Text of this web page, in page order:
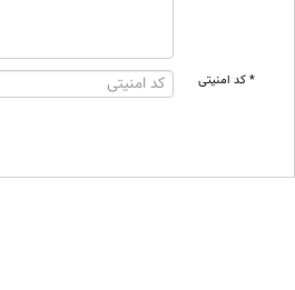
* کد امنیتی